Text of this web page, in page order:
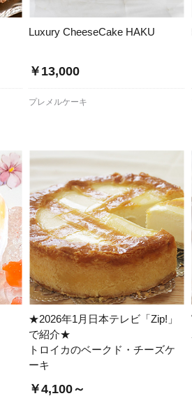
Luxury CheeseCake HAKU
￥13,000
プレメルケーキ
★2026年1月日本テレビ「Zip!」
で紹介★
トロイカのベークド・チーズケ
ーキ
￥4,100～